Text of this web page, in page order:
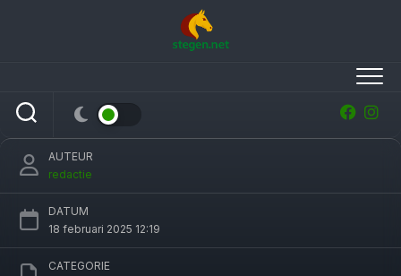
Robin Windstra, Sytze van Dellen en Maurice
Stevens grijpen Groningse titels
AUTEUR
redactie
DATUM
18 februari 2025 12:19
CATEGORIE